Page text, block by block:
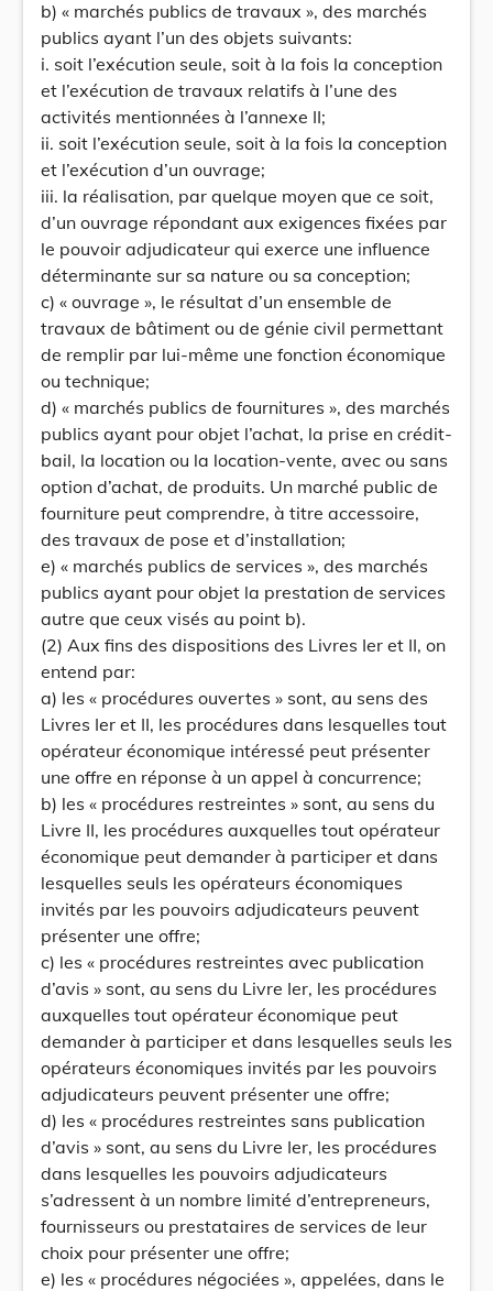
b) « marchés publics de travaux », des marchés
publics ayant l’un des objets suivants:
i. soit l’exécution seule, soit à la fois la conception
et l’exécution de travaux relatifs à l’une des
activités mentionnées à l’annexe II;
ii. soit l’exécution seule, soit à la fois la conception
et l’exécution d’un ouvrage;
iii. la réalisation, par quelque moyen que ce soit,
d’un ouvrage répondant aux exigences fixées par
le pouvoir adjudicateur qui exerce une influence
déterminante sur sa nature ou sa conception;
c) « ouvrage », le résultat d’un ensemble de
travaux de bâtiment ou de génie civil permettant
de remplir par lui-même une fonction économique
ou technique;
d) « marchés publics de fournitures », des marchés
publics ayant pour objet l’achat, la prise en crédit-
bail, la location ou la location-vente, avec ou sans
option d’achat, de produits. Un marché public de
fourniture peut comprendre, à titre accessoire,
des travaux de pose et d’installation;
e) « marchés publics de services », des marchés
publics ayant pour objet la prestation de services
autre que ceux visés au point b).
(2) Aux fins des dispositions des Livres Ier et II, on
entend par:
a) les « procédures ouvertes » sont, au sens des
Livres Ier et II, les procédures dans lesquelles tout
opérateur économique intéressé peut présenter
une offre en réponse à un appel à concurrence;
b) les « procédures restreintes » sont, au sens du
Livre II, les procédures auxquelles tout opérateur
économique peut demander à participer et dans
lesquelles seuls les opérateurs économiques
invités par les pouvoirs adjudicateurs peuvent
présenter une offre;
c) les « procédures restreintes avec publication
d’avis » sont, au sens du Livre Ier, les procédures
auxquelles tout opérateur économique peut
demander à participer et dans lesquelles seuls les
opérateurs économiques invités par les pouvoirs
adjudicateurs peuvent présenter une offre;
d) les « procédures restreintes sans publication
d’avis » sont, au sens du Livre Ier, les procédures
dans lesquelles les pouvoirs adjudicateurs
s’adressent à un nombre limité d’entrepreneurs,
fournisseurs ou prestataires de services de leur
choix pour présenter une offre;
e) les « procédures négociées », appelées, dans le